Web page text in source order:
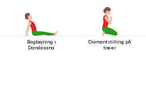
Bagbøjning i
Dandasana
Diamantstilling på
tæer